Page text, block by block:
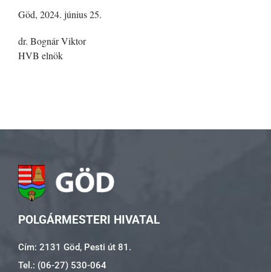
Göd, 2024. június 25.
dr. Bognár Viktor
HVB elnök
POLGÁRMESTERI HIVATAL
Cím: 2131 Göd, Pesti út 81.
Tel.: (06-27) 530-064